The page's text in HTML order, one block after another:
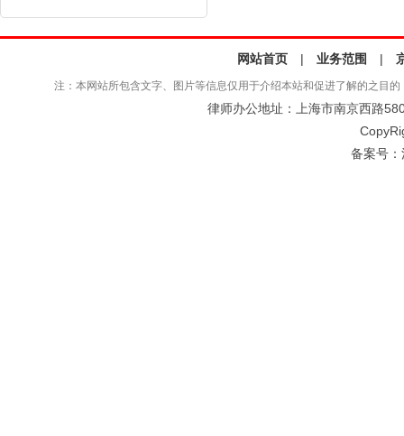
网站首页 | 业务范围 |
注：本网站所包含文字、图片等信息仅用于介绍本站和促进了解的之目
律师办公地址：上海市南京西路
备案号：